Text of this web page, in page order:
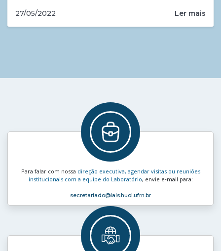
27/05/2022 Ler mais
Para falar com nossa direção executiva, agendar visitas ou reuniões
institucionais com a equipe do Laboratório, envie e‑mail para:
secretariado@lais.huol.ufrn.br